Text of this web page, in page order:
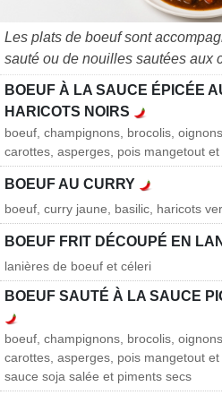
Les plats de boeuf sont
sauté ou de nouilles sautées aux
BOEUF À LA SAUCE ÉPICÉE
HARICOTS NOIRS
boeuf, champignons, brocolis,
carottes, asperges, pois mangetout
BOEUF AU CURRY
boeuf, curry jaune, basilic, haricots
BOEUF FRIT DÉCOUPÉ EN
lanières de boeuf et céleri
BOEUF SAUTÉ À LA SAUCE
boeuf, champignons, brocolis,
carottes, asperges, pois mangetout
sauce soja salée et piments secs